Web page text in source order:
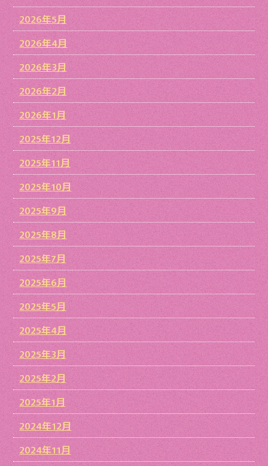
2026年5月
2026年4月
2026年3月
2026年2月
2026年1月
2025年12月
2025年11月
2025年10月
2025年9月
2025年8月
2025年7月
2025年6月
2025年5月
2025年4月
2025年3月
2025年2月
2025年1月
2024年12月
2024年11月